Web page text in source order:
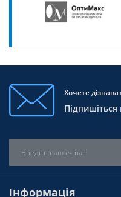
Хочете
Інформація